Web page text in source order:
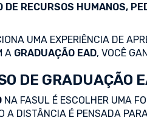
RECURSOS HUMANOS,
UMA EXPERIÊNCIA DE
A GRADUAÇÃO EAD, VOCÊ
DE GRADUAÇÃO
NA FASUL É ESCOLHER UMA
A DISTÂNCIA É PENSADA